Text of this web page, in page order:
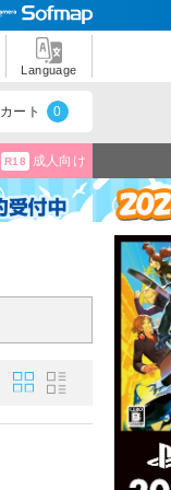
Language
カート 0
R18 成人向け